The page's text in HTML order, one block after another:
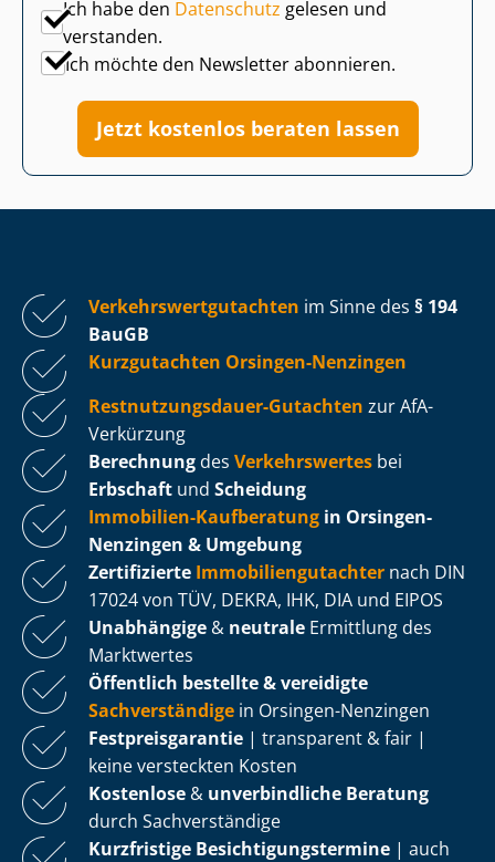
Ich habe den Datenschutz gelesen und
verstanden.
Ich möchte den Newsletter abonnieren.
Jetzt kostenlos beraten lassen
Ver­kehrs­wert­gut­ach­ten im Sinne des § 194
BauGB
Kurzgutachten Orsingen-Nenzingen
Rest­nut­zungs­dau­er-Gutachten zur AfA-
Verkürzung
Berechnung des Verkehrswertes bei
Erbschaft und Scheidung
Immobilien-Kaufberatung in Orsingen-
Nenzingen & Umgebung
Zertifizierte Im­mo­bi­li­en­gut­ach­ter nach DIN
17024 von TÜV, DEKRA, IHK, DIA und EIPOS
Unabhängige & neutrale Ermittlung des
Marktwertes
Öffentlich bestellte & vereidigte
Sachverständige in Orsingen-Nenzingen
Fest­preis­ga­ran­tie | transparent & fair |
keine versteckten Kosten
Kostenlose & unverbindliche Beratung
durch Sachverständige
Kurzfristige Be­sich­ti­gungs­ter­mi­ne | auch